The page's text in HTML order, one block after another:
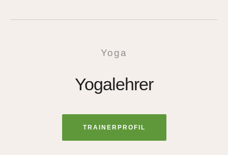
Yoga
Yogalehrer
TRAINERPROFIL